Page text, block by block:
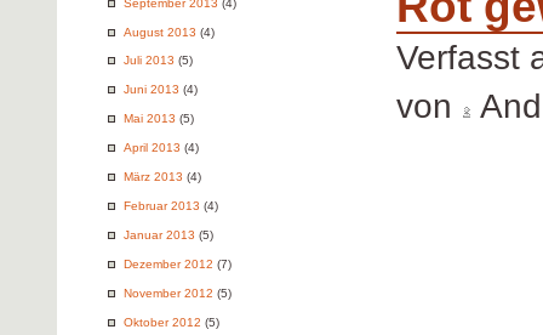
August 2013 (4)
Juli 2013 (5)
Juni 2013 (4)
Mai 2013 (5)
April 2013 (4)
März 2013 (4)
Februar 2013 (4)
Januar 2013 (5)
Dezember 2012 (7)
November 2012 (5)
Oktober 2012 (5)
Verfasst
von